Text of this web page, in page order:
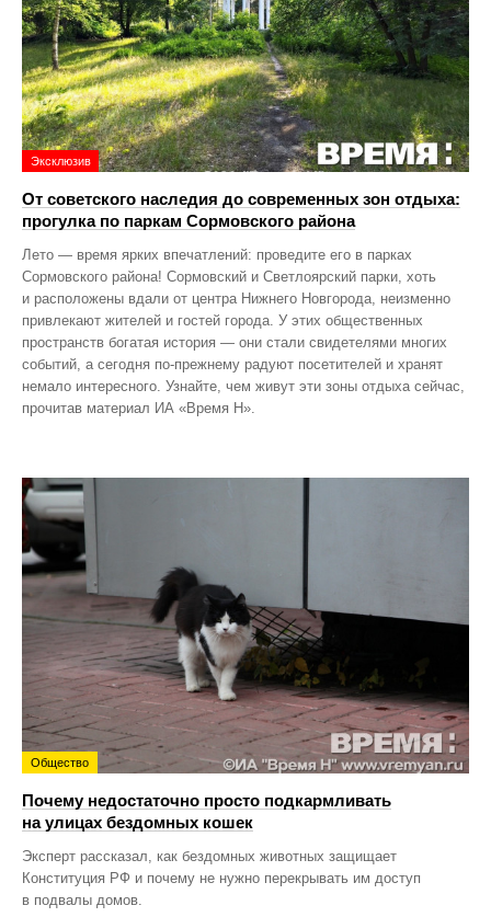
Эксклюзив
От советского наследия до современных зон отдыха:
прогулка по паркам Сормовского района
Лето — время ярких впечатлений: проведите его в парках
Сормовского района! Сормовский и Светлоярский парки, хоть
и расположены вдали от центра Нижнего Новгорода, неизменно
привлекают жителей и гостей города. У этих общественных
пространств богатая история — они стали свидетелями многих
событий, а сегодня по‑прежнему радуют посетителей и хранят
немало интересного. Узнайте, чем живут эти зоны отдыха сейчас,
прочитав материал ИА «Время Н».
Общество
Почему недостаточно просто подкармливать
на улицах бездомных кошек
Эксперт рассказал, как бездомных животных защищает
Конституция РФ и почему не нужно перекрывать им доступ
в подвалы домов.